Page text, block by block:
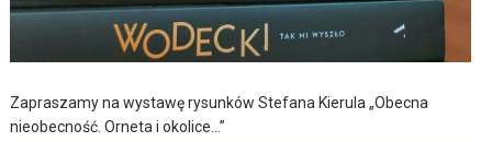
Zapraszamy na wystawę rysunków Stefana Kierula „Obecna
nieobecność. Orneta i okolice…”